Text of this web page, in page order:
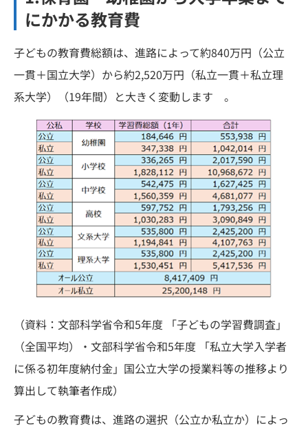
にかかる教育費
子どもの教育費総額は、進路によって約840万円（公立
一貫＋国立大学）から約2,520万円（私立一貫＋私立理
系大学）（19年間）と大きく変動します 。
（資料：文部科学省令和5年度 「子どもの学習費調査」
（全国平均）・文部科学省令和5年度 「私立大学入学者
に係る初年度納付金」国公立大学の授業料等の推移より
算出して執筆者作成）
子どもの教育費は、進路の選択（公立か私立か）によっ